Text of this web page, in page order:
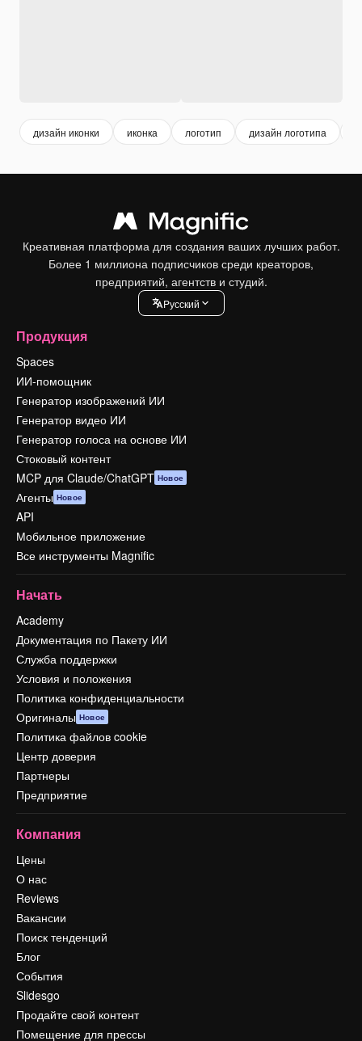
дизайн иконки иконка логотип дизайн логотипа
Креативная платформа для создания ваших лучших работ.
Более 1 миллиона подписчиков среди креаторов,
предприятий, агентств и студий.
Pусский
Продукция
Spaces
ИИ-помощник
Генератор изображений ИИ
Генератор видео ИИ
Генератор голоса на основе ИИ
Стоковый контент
MCP для Claude/ChatGPT Новое
Агенты Новое
API
Мобильное приложение
Все инструменты Magnific
Начать
Academy
Документация по Пакету ИИ
Служба поддержки
Условия и положения
Политика конфиденциальности
Оригиналы Новое
Политика файлов cookie
Центр доверия
Партнеры
Предприятие
Компания
Цены
О нас
Reviews
Вакансии
Поиск тенденций
Блог
События
Slidesgo
Продайте свой контент
Помещение для прессы